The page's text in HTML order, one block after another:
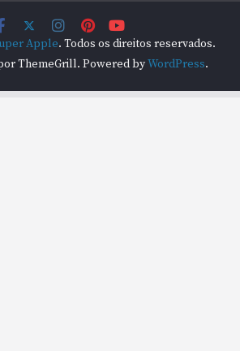
Apple. Todos os direitos reservados.
ThemeGrill. Powered byWordPress.